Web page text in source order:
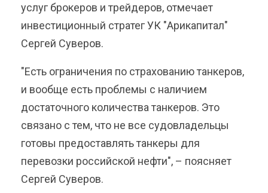
услуг брокеров и трейдеров, отмечает
инвестиционный стратег УК "Арикапитал"
Сергей Суверов.
"Есть ограничения по страхованию танкеров,
и вообще есть проблемы с наличием
достаточного количества танкеров. Это
связано с тем, что не все судовладельцы
готовы предоставлять танкеры для
перевозки российской нефти", – поясняет
Сергей Суверов.